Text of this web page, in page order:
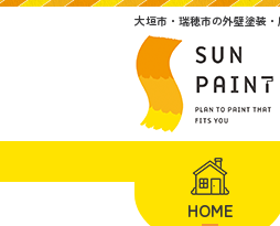
大垣市・瑞穂市の外壁塗装
HOME